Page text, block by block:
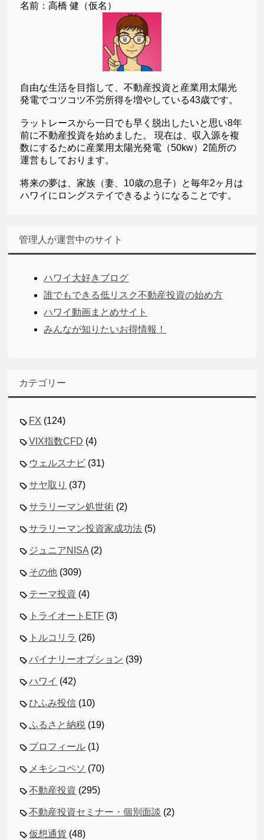
名前：高橋 健（仮名）
自由な生活を目指して、不動産投資と産業用太陽光
発電でコツコツ不労所得を増やしている43歳です。
ラットレースから一日でも早く脱出したいと思い8年
前に不動産投資を始めました。 現在は、収入源を複
数にするために産業用太陽光発電（50kw）2箇所の
運営もしております。
将来の夢は、家族（妻、10歳の息子）と毎年2ヶ月は
ハワイにロングステイできるようになることです。
管理人が運営中のサイト
ハワイ大好きブログ
誰でもできる低リスク不動産投資の始め方
ハワイ動画まとめサイト
みんなが知りたいお得情報！
カテゴリー
FX (124)
VIX指数CFD (4)
ウェルスナビ (31)
サヤ取り (37)
サラリーマン処世術 (2)
サラリーマン投資家成功法 (5)
ジュニアNISA (2)
その他 (309)
テーマ投資 (4)
トライオートETF (3)
トルコリラ (26)
バイナリーオプション (39)
ハワイ (42)
ひふみ投信 (10)
ふるさと納税 (19)
プロフィール (1)
メキシコペソ (70)
不動産投資 (295)
不動産投資セミナー・個別面談 (2)
仮想通貨 (48)